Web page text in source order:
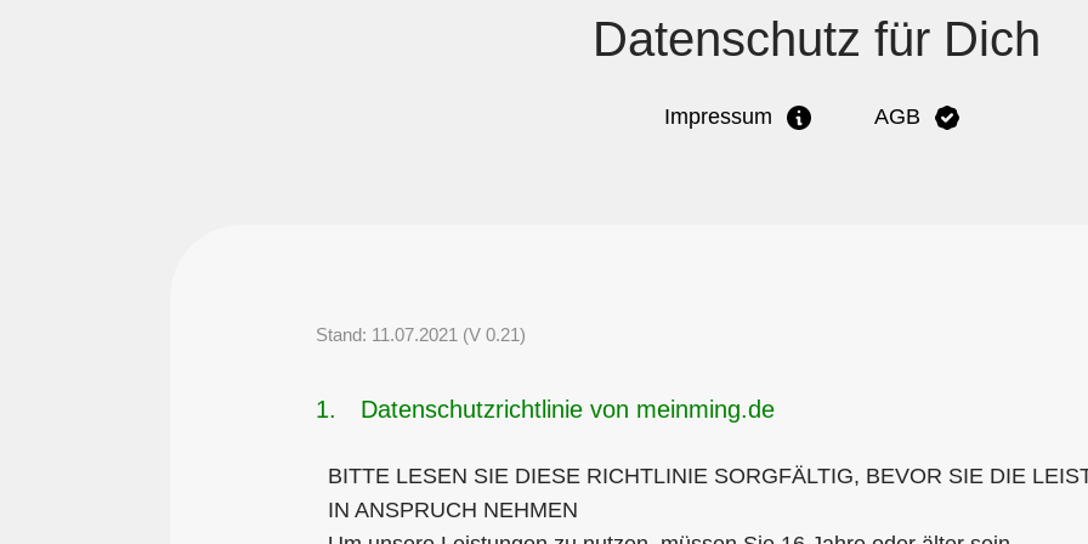
Datenschutz für Dich
Impressum AGB
Stand: 11.07.2021 (V 0.21)
1. Datenschutzrichtlinie von meinming.de
BITTE LESEN SIE DIESE RICHTLINIE SORGFÄLTIG, BEVOR SIE DIE
IN ANSPRUCH NEHMEN